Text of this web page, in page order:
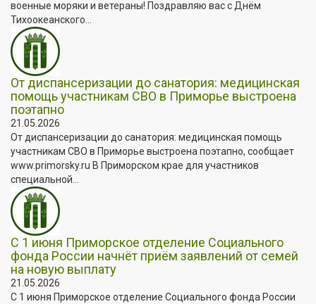
военные моряки и ветераны! Поздравляю вас с Днём
Тихоокеанского...
От диспансеризации до санатория: медицинская
помощь участникам СВО в Приморье выстроена
поэтапно
21.05.2026
От диспансеризации до санатория: медицинская помощь
участникам СВО в Приморье выстроена поэтапно, сообщает
www.primorsky.ru В Приморском крае для участников
специальной...
С 1 июня Приморское отделение Социального
фонда России начнёт приём заявлений от семей
на новую выплату
21.05.2026
С 1 июня Приморское отделение Социального фонда России